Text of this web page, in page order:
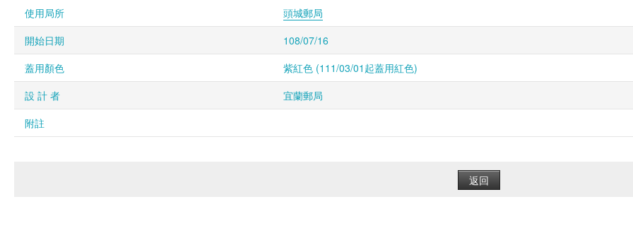
使用局所
頭城郵局
開始日期
108/07/16
蓋用顏色
紫紅色 (111/03/01起蓋用紅色)
設 計 者
宜蘭郵局
附註
返回